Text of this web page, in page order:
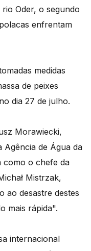
Oder, o segundo
enfrentam
medidas
de peixes
dia 27 de julho.
Morawiecki,
Agência de Água da
como o chefe da
Mistrzak,
ao desastre destes
mais rápida".
internacional